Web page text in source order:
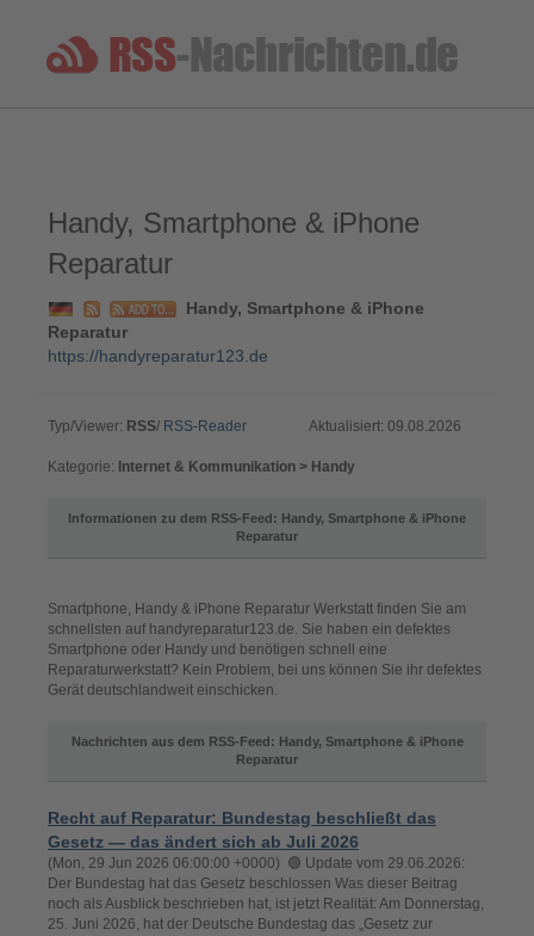
Handy, Smartphone & iPhone
Reparatur
Handy, Smartphone & iPhone
Reparatur
https://handyreparatur123.de
Typ/Viewer: RSS/ RSS-Reader Aktualisiert: 09.08.2026
Kategorie: Internet & Kommunikation > Handy
Informationen zu dem RSS-Feed: Handy, Smartphone & iPhone
Reparatur
Smartphone, Handy & iPhone Reparatur Werkstatt finden Sie am
schnellsten auf handyreparatur123.de. Sie haben ein defektes
Smartphone oder Handy und benötigen schnell eine
Reparaturwerkstatt? Kein Problem, bei uns können Sie ihr defektes
Gerät deutschlandweit einschicken.
Nachrichten aus dem RSS-Feed: Handy, Smartphone & iPhone
Reparatur
Recht auf Reparatur: Bundestag beschließt das
Gesetz — das ändert sich ab Juli 2026
(Mon, 29 Jun 2026 06:00:00 +0000) 🟢 Update vom 29.06.2026:
Der Bundestag hat das Gesetz beschlossen Was dieser Beitrag
noch als Ausblick beschrieben hat, ist jetzt Realität: Am Donnerstag,
25. Juni 2026, hat der Deutsche Bundestag das „Gesetz zur